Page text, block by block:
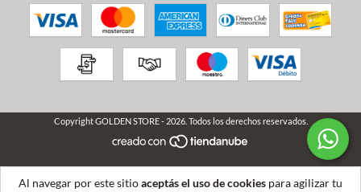
Al navegar por este sitioaceptás el uso de cookies para agilizar tu
Copyright GOLDEN STORE - 2026. Todos los derechos reservados.